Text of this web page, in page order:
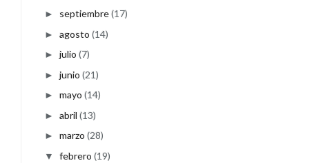
► septiembre(17)
► agosto (14)
► julio (7)
► junio (21)
► mayo (14)
► abril (13)
► marzo (28)
▼ febrero (19)